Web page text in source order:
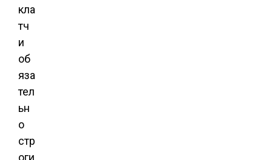
кла
тч
и
об
яза
тел
ьн
о
стр
оги